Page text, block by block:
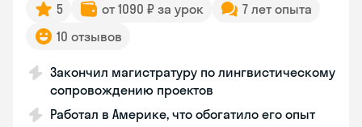
5 от 1090 ₽ за урок
7 лет опыта
10 отзывов
Закончил магистратуру по лингвистическому
сопровождению проектов
Работал в Америке, что обогатило его опыт